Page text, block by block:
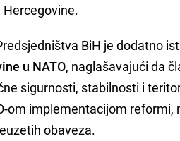
BiH je dodatno
u NATO, naglašavajući da
sigurnosti, stabilnosti i
om implementacijom
obaveza.